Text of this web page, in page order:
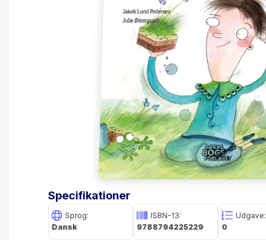
Specifikationer
Sprog:
Dansk
ISBN-13:
9788794225229
Udgave:
0